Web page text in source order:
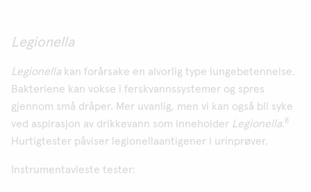
Legionella
Legionella kan forårsake en alvorlig type lungebetennelse.
Bakteriene kan vokse i ferskvannssystemer og spres
gjennom små dråper. Mer uvanlig, men vi kan også bli syke
ved aspirasjon av drikkevann som inneholder Legionella. 8
Hurtigtester påviser legionellaantigener i urinprøver.
Instrumentavleste tester: